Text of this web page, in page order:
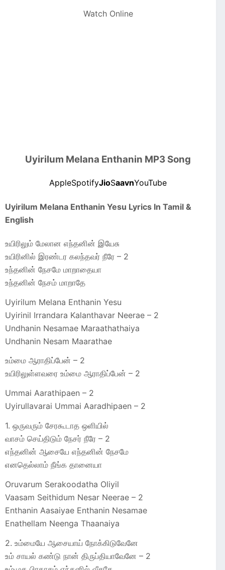
Watch Online
Uyirilum Melana Enthanin MP3 Song
AppleSpotifyJioSaavnYouTube
Uyirilum Melana Enthanin Yesu Lyrics In Tamil &
English
உயிரிலும் மேலான எந்தனின் இயேசு
உயிரினில் இரண்டர கலந்தவர் நீரே – 2
உந்தனின் நேசமே மாறாதையா
உந்தனின் நேசம் மாறாதே
Uyirilum Melana Enthanin Yesu
Uyirinil Irrandara Kalanthavar Neerae – 2
Undhanin Nesamae Maraathathaiya
Undhanin Nesam Maarathae
உம்மை ஆராதிப்பேன் – 2
உயிரிலுள்ளவரை உம்மை ஆராதிப்பேன் – 2
Ummai Aarathipaen – 2
Uyirullavarai Ummai Aaradhipaen – 2
1. ஒருவரும் சேரகூடாத ஒளியில்
வாசம் செய்திடும் நேசர் நீரே – 2
எந்தனின் ஆசையே எந்தனின் நேசமே
எனதெல்லாம் நீங்க தானையா
Oruvarum Serakoodatha Oliyil
Vaasam Seithidum Nesar Neerae – 2
Enthanin Aasaiyae Enthanin Nesamae
Enathellam Neenga Thaanaiya
2. உம்மையே ஆசையாய் நோக்கிடுவேனே
உம் சாயல் கண்டு நான் திருப்தியாவேனே – 2